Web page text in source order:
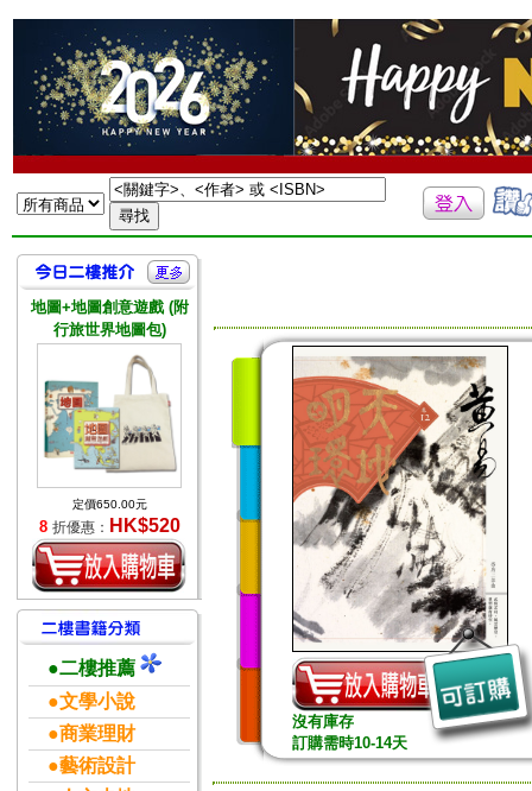
地圖+地圖創意遊戲 (附
行旅世界地圖包)
定價650.00元
8 折優惠： HK$520
●二樓推薦
●文學小說
●商業理財
●藝術設計
沒有庫存
訂購需時10-14天